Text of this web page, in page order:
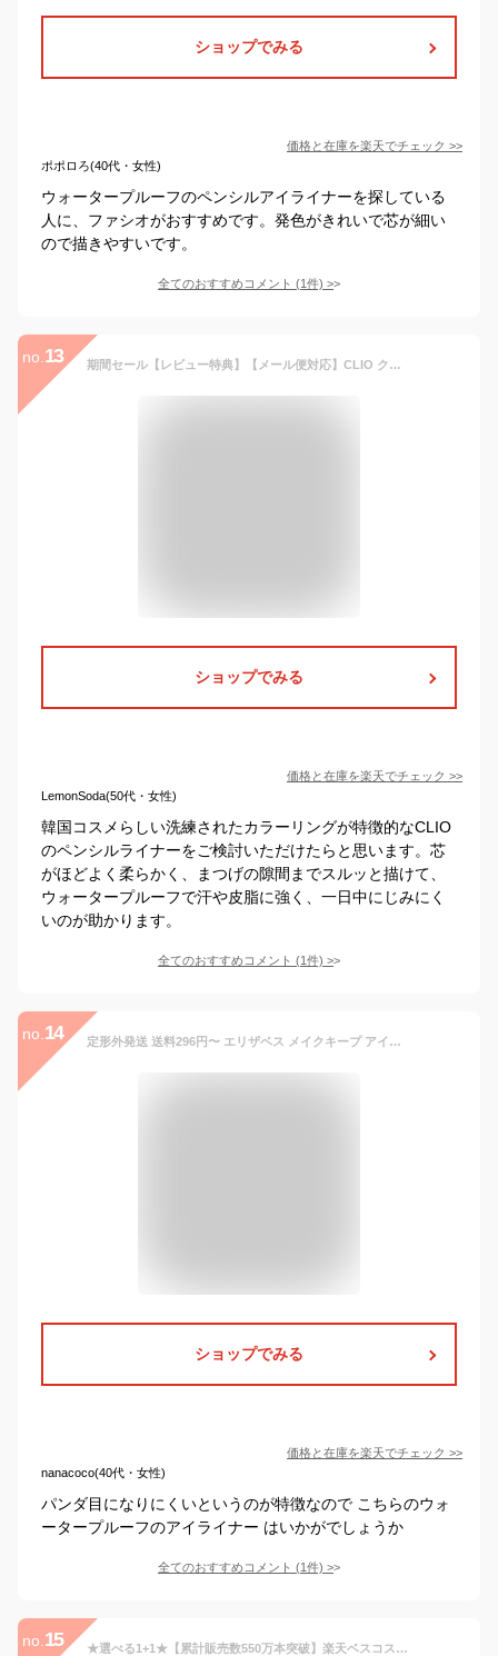
ショップでみる
価格と在庫を楽天でチェック >>
ポポロろ(40代・女性)
ウォータープルーフのペンシルアイライナーを探している
人に、ファシオがおすすめです。発色がきれいで芯が細い
ので描きやすいです。
全てのおすすめコメント (1件) >
no. 13 期間セール【レビュー特典】【メール便対応】CLIO クリオ シャープ ソーシンプルウォータープルーフペンシルライナー 2mm 01 BLACK ペンシル 韓国コスメ シャープなシンプルな防水ペンシルライナー 防水 アイライナー
ショップでみる
価格と在庫を楽天でチェック >>
LemonSoda(50代・女性)
韓国コスメらしい洗練されたカラーリングが特徴的なCLIO
のペンシルライナーをご検討いただけたらと思います。芯
がほどよく柔らかく、まつげの隙間までスルッと描けて、
ウォータープルーフで汗や皮脂に強く、一日中にじみにく
いのが助かります。
全てのおすすめコメント (1件) >
no. 14 定形外発送 送料296円〜 エリザベス メイクキープ アイライナーコートN 5ml [ elizabeth えりざべす メイクアップ アイメイク アイライナー ペンシルアイライナー ジェルアイライナー ウォータープルーフ 無着色 無香料 ]
ショップでみる
価格と在庫を楽天でチェック >>
nanacoco(40代・女性)
パンダ目になりにくいというのが特徴なので こちらのウォ
ータープルーフのアイライナー はいかがでしょうか
全てのおすすめコメント (1件) >
no. 15 ★選べる1+1★【累計販売数550万本突破】楽天ベスコス2024殿堂入り【(公式)SISTER ANN/シスターアン】ウォータープルーフペンシルアイライナー マルチライナー 落ちない にじまない 汗 水に強い シャドウ 持続力 涙袋 韓国コスメ